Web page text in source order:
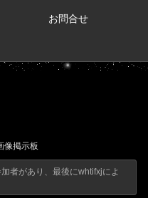
お問合せ
像掲示板
者があり、最後にwhtifxjによ